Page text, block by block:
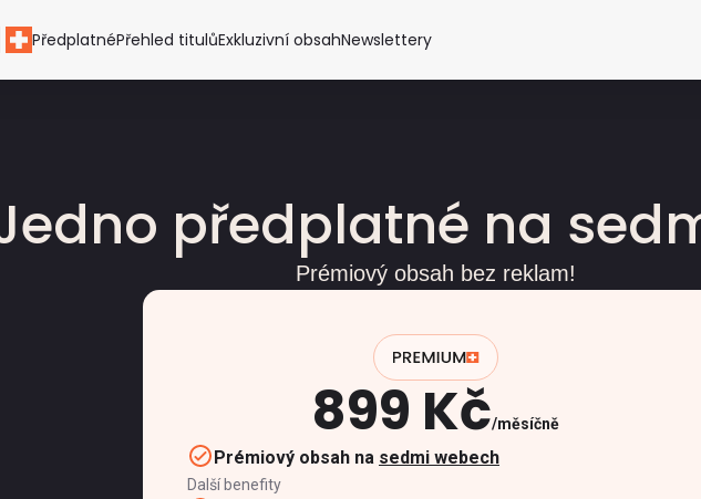
PředplatnéPřehled titulůExkluzivní obsahNewslettery
předplatné na
Prémiový obsah bez reklam!
899 Kč měsíčně
Prémiový obsah na sedmi webech
Další benefity